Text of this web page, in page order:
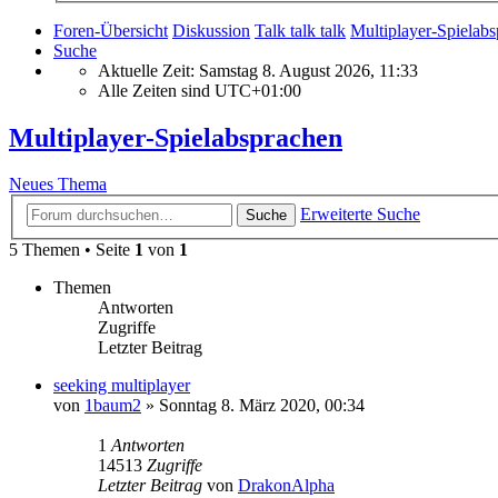
Foren-Übersicht Diskussion Talk talk talk Multiplayer-
Suche
Aktuelle Zeit: Samstag 8. August 2026, 11:33
Alle Zeiten sind UTC+01:00
Multiplayer-Spielabsprachen
Neues Thema
Suche
Erweiterte Suche
5 Themen • Seite 1 von 1
Themen
Antworten
Zugriffe
Letzter Beitrag
seeking multiplayer
von 1baum2 » Sonntag 8. März 2020, 00:34
1 Antworten
14513 Zugriffe
Letzter Beitrag von DrakonAlpha